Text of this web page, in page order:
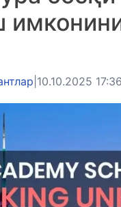
10.10.2025 17:36